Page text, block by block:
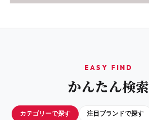
EASY FIND
かんたん検索
カテゴリーで探す 注目ブランドで探す